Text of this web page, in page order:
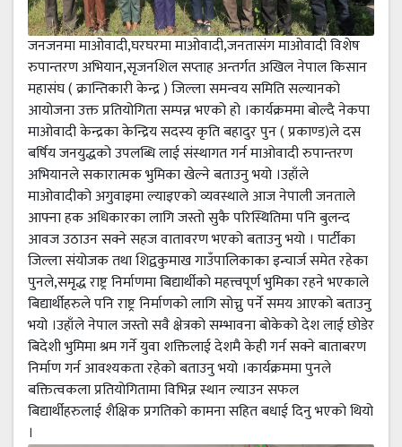
जनजनमा माओवादी,घरघरमा माओवादी,जनतासंग माओवादी विशेष
रुपान्तरण अभियान,सृजनशिल सप्ताह अन्तर्गत अखिल नेपाल किसान
महासंघ ( क्रान्तिकारी केन्द्र ) जिल्ला समन्वय समिति सल्यानको
आयोजना उक्त प्रतियोगिता सम्पन्न भएको हो ।कार्यक्रममा बोल्दै नेकपा
माओवादी केन्द्रका केन्द्रिय सदस्य कृति बहादुर पुन ( प्रकाण्ड)ले दस
बर्षिय जनयुद्धको उपलब्धि लाई संस्थागत गर्न माओवादी रुपान्तरण
अभियानले सकारात्मक भुमिका खेल्ने बताउनु भयो ।उहाँले
माओवादीको अगुवाइमा ल्याइएको व्यवस्थाले आज नेपाली जनताले
आफ्ना हक अधिकारका लागि जस्तो सुकै परिस्थितिमा पनि बुलन्द
आवज उठाउन सक्ने सहज वातावरण भएको बताउनु भयो । पार्टीका
जिल्ला संयोजक तथा शिद्वकुमाख गाउँपालिकाका इन्चार्ज समेत रहेका
पुनले,समृद्ध राष्ट्र निर्माणमा बिद्यार्थीको महत्त्वपूर्ण भुमिका रहने भएकाले
बिद्यार्थीहरुले पनि राष्ट्र निर्माणको लागि सोच्नु पर्ने समय आएको बताउनु
भयो ।उहाँले नेपाल जस्तो सवै क्षेत्रको सम्भावना बोकेको देश लाई छोडेर
बिदेशी भुमिमा श्रम गर्ने युवा शक्तिलाई देशमै केही गर्न सक्ने बाताबरण
निर्माण गर्न आवश्यकता रहेको बताउनु भयो ।कार्यक्रममा पुनले
बक्तित्वकला प्रतियोगितामा विभिन्न स्थान ल्याउन सफल
बिद्यार्थीहरुलाई शैक्षिक प्रगतिको कामना सहित बधाई दिनु भएको थियो
।